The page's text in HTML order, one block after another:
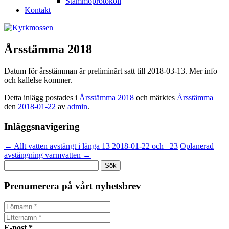
Kontakt
Årsstämma 2018
Datum för årsstämman är preliminärt satt till 2018-03-13. Mer info
och kallelse kommer.
Detta inlägg postades i Årsstämma 2018 och märktes Årsstämma
den 2018-01-22 av admin.
Inläggsnavigering
← Allt vatten avstängt i länga 13 2018-01-22 och –23 Oplanerad
avstängning varmvatten →
efter:
Prenumerera på vårt nyhetsbrev